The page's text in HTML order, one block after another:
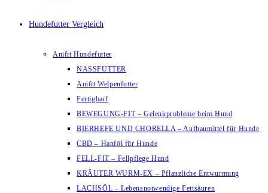
Hundefutter Vergleich
Anifit Hundefutter
NASSFUTTER
Anifit Welpenfutter
Fertigbarf
BEWEGUNG-FIT – Gelenkprobleme beim Hund
BIERHEFE UND CHORELLA – Aufbaumittel für Hunde
CBD – Hanföl für Hunde
FELL-FIT – Fellpflege Hund
KRÄUTER WURM-EX – Pflanzliche Entwurmung
LACHSÖL – Lebensnotwendige Fettsäuren